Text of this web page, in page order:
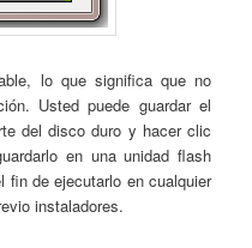
lo que significa que no
Usted puede guardar el
del disco duro y hacer clic
en una unidad flash
fin de ejecutarlo en cualquier
instaladores.